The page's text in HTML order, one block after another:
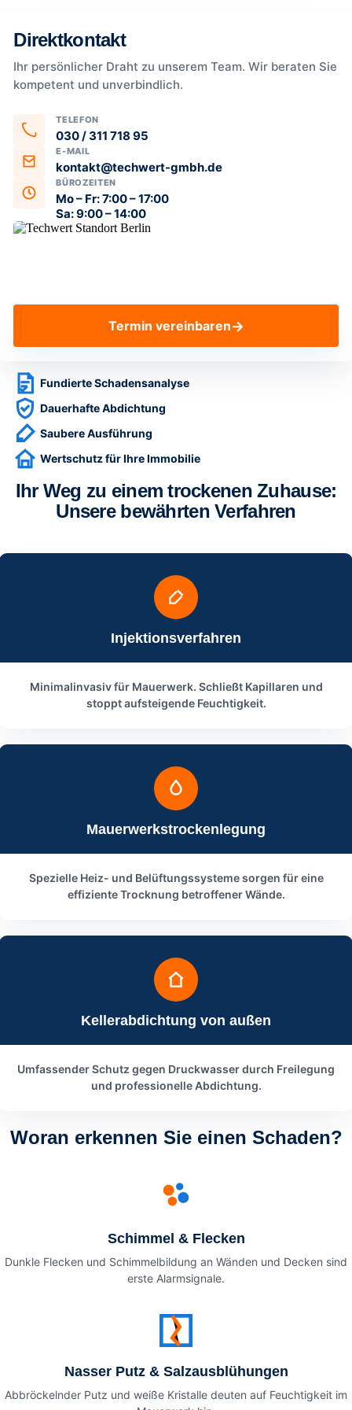
Direktkontakt
Ihr persönlicher Draht zu unserem Team. Wir beraten Sie
kompetent und unverbindlich.
TELEFON
030 / 311 718 95
E-MAIL
kontakt@techwert-gmbh.de
BÜROZEITEN
Mo – Fr: 7:00 – 17:00
Sa: 9:00 – 14:00
Termin vereinbaren→
Fundierte Schadensanalyse
Dauerhafte Abdichtung
Saubere Ausführung
Wertschutz für Ihre Immobilie
Ihr Weg zu einem trockenen Zuhause:
Unsere bewährten Verfahren
Injektionsverfahren
Minimalinvasiv für Mauerwerk. Schließt Kapillaren und
stoppt aufsteigende Feuchtigkeit.
Mauerwerkstrockenlegung
Spezielle Heiz- und Belüftungssysteme sorgen für eine
effiziente Trocknung betroffener Wände.
Kellerabdichtung von außen
Umfassender Schutz gegen Druckwasser durch Freilegung
und professionelle Abdichtung.
Woran erkennen Sie einen Schaden?
Schimmel & Flecken
Dunkle Flecken und Schimmelbildung an Wänden und Decken sind
erste Alarmsignale.
Nasser Putz & Salzausblühungen
Abbröckelnder Putz und weiße Kristalle deuten auf Feuchtigkeit im